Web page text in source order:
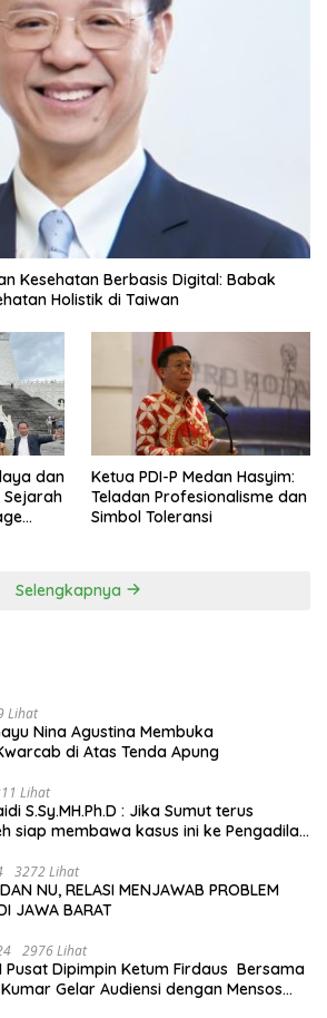
Kesehatan Berbasis Digital: Babak
Holistik di Taiwan
dan
Sejarah
Ketua PDI-P Medan Hasyim:
Teladan Profesionalisme dan
Simbol Toleransi
Selengkapnya
Lihat
Nina Agustina Membuka
di Atas Tenda Apung
Lihat
S.Sy.MH.Ph.D : Jika Sumut terus
siap membawa kasus ini ke Pengadilan
3272 Lihat
NU, RELASI MENJAWAB PROBLEM
JAWA BARAT
2976 Lihat
Pusat Dipimpin Ketum Firdaus Bersama
Gelar Audiensi dengan Mensos